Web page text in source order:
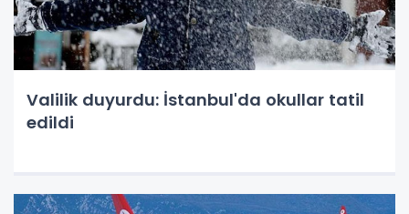
Valilik duyurdu: İstanbul'da okullar tatil
edildi